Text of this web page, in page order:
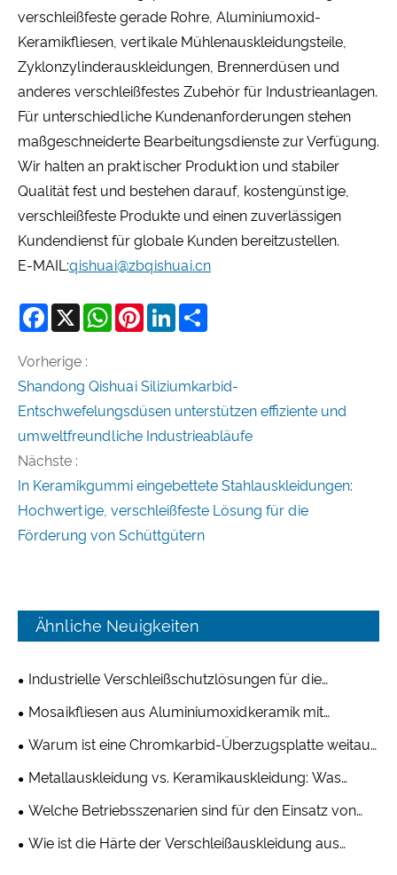
verschleißfeste gerade Rohre, Aluminiumoxid-
Keramikfliesen, vertikale Mühlenauskleidungsteile,
Zyklonzylinderauskleidungen, Brennerdüsen und
anderes verschleißfestes Zubehör für Industrieanlagen.
Für unterschiedliche Kundenanforderungen stehen
maßgeschneiderte Bearbeitungsdienste zur Verfügung.
Wir halten an praktischer Produktion und stabiler
Qualität fest und bestehen darauf, kostengünstige,
verschleißfeste Produkte und einen zuverlässigen
Kundendienst für globale Kunden bereitzustellen.
E-MAIL:qishuai@zbqishuai.cn
Facebook
X WhatsAppPinterestLinkedIn
Vorherige :
Shandong Qishuai Siliziumkarbid-
Entschwefelungsdüsen unterstützen effiziente und
umweltfreundliche Industrieabläufe
Nächste :
In Keramikgummi eingebettete Stahlauskleidungen:
Hochwertige, verschleißfeste Lösung für die
Förderung von Schüttgütern
Ähnliche Neuigkeiten
Industrielle Verschleißschutzlösungen für die
Bergbau- und Zementindustrie
Mosaikfliesen aus Aluminiumoxidkeramik mit
erhöhtem Muster – eine praktische Verschleißlösung
von Shandong Qishuai Wear Resistance Equipment
Warum ist eine Chromkarbid-Überzugsplatte weitaus
verschleißfester als gewöhnlicher Stahl?
Metallauskleidung vs. Keramikauskleidung: Was
bietet eine längere Lebensdauer in Umgebungen mit
Welche Betriebsszenarien sind für den Einsatz von
verschleißfesten Keramikverbundrohren nicht
Wie ist die Härte der Verschleißauskleidung aus